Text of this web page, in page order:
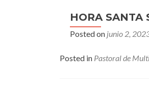
HORA SANTA
Posted on junio 2,
Posted in Pastoral de